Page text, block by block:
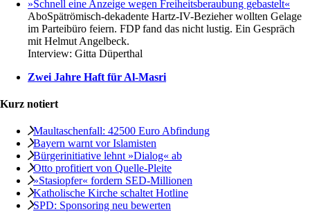
»Schnell eine Anzeige wegen Freiheitsberaubung gebastelt«
AboSpätrömisch-dekadente Hartz-IV-Bezieher wollten Gelage
im Parteibüro feiern. FDP fand das nicht lustig. Ein Gespräch
mit Helmut Angelbeck.
Interview: Gitta Düperthal
Zwei Jahre Haft für Al-Masri
Kurz notiert
Maultaschenfall: 42500 Euro Abfindung
Bayern warnt vor Islamisten
Bürgerinitiative lehnt »Dialog« ab
Otto profitiert von Quelle-Pleite
»Stasiopfer« fordern SED-Millionen
Katholische Kirche schaltet Hotline
SPD: Sponsoring neu bewerten